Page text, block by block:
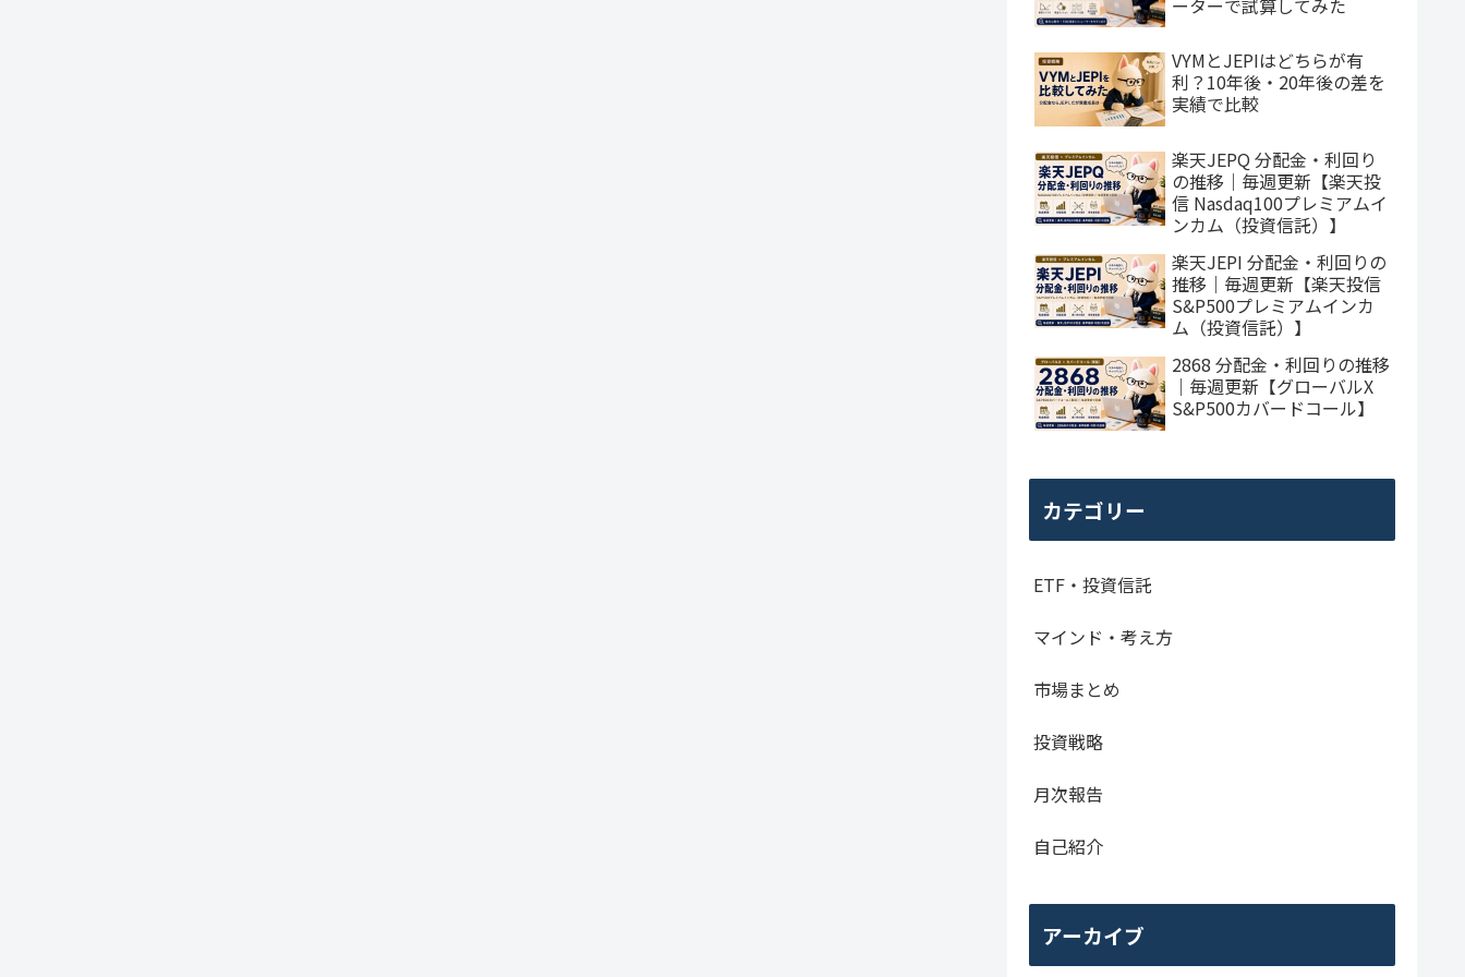
VYMとJEPIはどちらが有
利？10年後・20年後の差を
実績で比較
楽天JEPQ 分配金・利回り
の推移｜毎週更新【楽天投
信 Nasdaq100プレミアムイ
ンカム（投資信託）】
楽天JEPI 分配金・利回りの
推移｜毎週更新【楽天投信
S&P500プレミアムインカ
ム（投資信託）】
2868 分配金・利回りの推移
｜毎週更新【グローバルX
S&P500カバードコール】
カテゴリー
ETF・投資信託
マインド・考え方
市場まとめ
投資戦略
月次報告
自己紹介
アーカイブ